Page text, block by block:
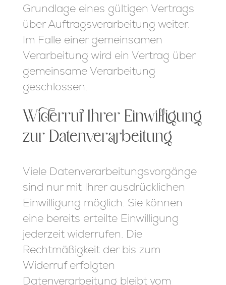
Grundlage eines gültigen Vertrags
über Auftragsverarbeitung weiter.
Im Falle einer gemeinsamen
Verarbeitung wird ein Vertrag über
gemeinsame Verarbeitung
geschlossen.
Widerruf Ihrer Einwilligung
zur Datenverarbeitung
Viele Datenverarbeitungsvorgänge
sind nur mit Ihrer ausdrücklichen
Einwilligung möglich. Sie können
eine bereits erteilte Einwilligung
jederzeit widerrufen. Die
Rechtmäßigkeit der bis zum
Widerruf erfolgten
Datenverarbeitung bleibt vom